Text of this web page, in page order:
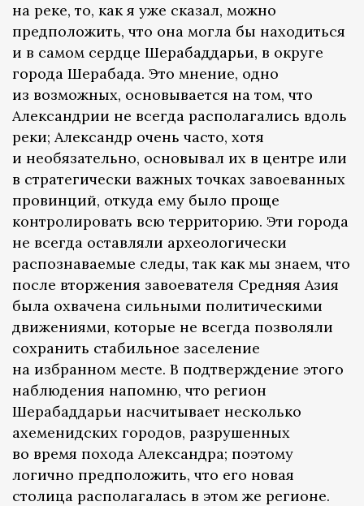
на реке, то, как я уже сказал, можно
предположить, что она могла бы находиться
и в самом сердце Шерабаддарьи, в округе
города Шерабада. Это мнение, одно
из возможных, основывается на том, что
Александрии не всегда располагались вдоль
реки; Александр очень часто, хотя
и необязательно, основывал их в центре или
в стратегически важных точках завоеванных
провинций, откуда ему было проще
контролировать всю территорию. Эти города
не всегда оставляли археологически
распознаваемые следы, так как мы знаем, что
после вторжения завоевателя Средняя Азия
была охвачена сильными политическими
движениями, которые не всегда позволяли
сохранить стабильное заселение
на избранном месте. В подтверждение этого
наблюдения напомню, что регион
Шерабаддарьи насчитывает несколько
ахеменидских городов, разрушенных
во время похода Александра; поэтому
логично предположить, что его новая
столица располагалась в этом же регионе.